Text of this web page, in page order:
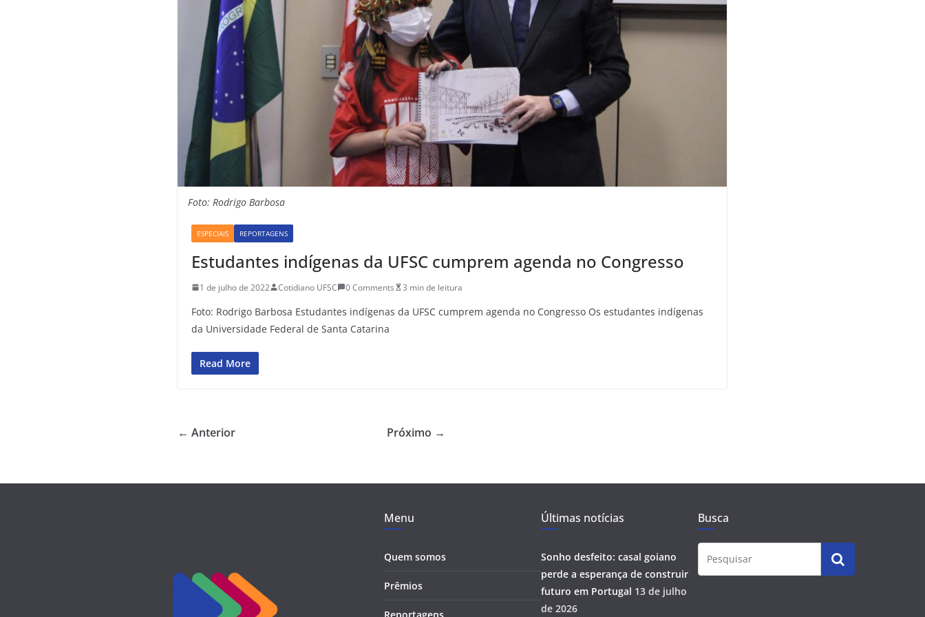
Foto: Rodrigo Barbosa
ESPECIAIS REPORTAGENS
Estudantes indígenas da UFSC cumprem agenda no Congresso
1 de julho de 2022 Cotidiano UFSC 0 Comments 3 min de leitura
Foto: Rodrigo Barbosa Estudantes indígenas da UFSC cumprem agenda no Congresso Os estudantes indígenas
da Universidade Federal de Santa Catarina
Read More
← Anterior Próximo →
Menu
Quem somos
Prêmios
Últimas notícias
Sonho desfeito: casal goiano
perde a esperança de construir
futuro em Portugal 13 de julho
de 2026
Busca